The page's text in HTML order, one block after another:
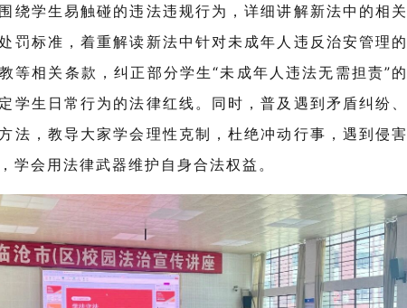
绕学生易触碰的违法违规行为，详细讲解新法中的相关
罚标准，着重解读新法中针对未成年人违反治安管理的
等相关条款，纠正部分学生“未成年人违法无需担责”的
学生日常行为的法律红线。同时，普及遇到矛盾纠纷、
法，教导大家学会理性克制，杜绝冲动行事，遇到侵害
学会用法律武器维护自身合法权益。